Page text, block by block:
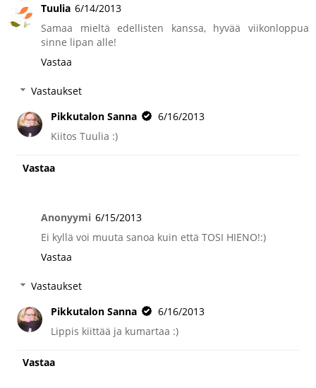
Tuulia 6/14/2013
Samaa mieltä edellisten kanssa, hyvää viikonloppua
sinne lipan alle!
Vastaa
Vastaukset
Pikkutalon Sanna
6/16/2013
Kiitos Tuulia :)
Vastaa
Anonyymi 6/15/2013
Ei kyllä voi muuta sanoa kuin että TOSI HIENO!:)
Vastaa
Vastaukset
Pikkutalon Sanna
6/16/2013
Lippis kiittää ja kumartaa :)
Vastaa